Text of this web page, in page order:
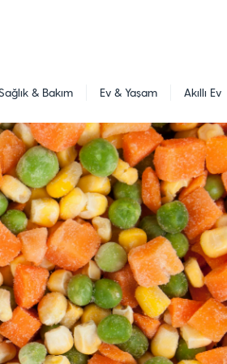
& Bakım Ev & Yaşam Akıllı Ev